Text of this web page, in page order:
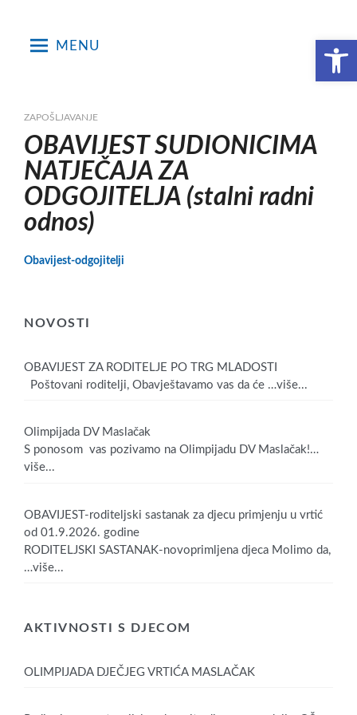
Open toolbar
MENU
ZAPOŠLJAVANJE
OBAVIJEST SUDIONICIMA
NATJEČAJA ZA
ODGOJITELJA (stalni radni
odnos)
Obavijest-odgojitelji
NOVOSTI
OBAVIJEST ZA RODITELJE PO TRG MLADOSTI
Poštovani roditelji, Obavještavamo vas da će …više...
Olimpijada DV Maslačak
S ponosom vas pozivamo na Olimpijadu DV Maslačak!…
više...
OBAVIJEST-roditeljski sastanak za djecu primjenju u vrtić
od 01.9.2026. godine
RODITELJSKI SASTANAK-novoprimljena djeca Molimo da,
…više...
AKTIVNOSTI S DJECOM
OLIMPIJADA DJEČJEG VRTIĆA MASLAČAK